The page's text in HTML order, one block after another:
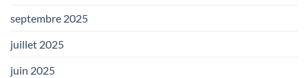
septembre 2025
juillet 2025
juin 2025